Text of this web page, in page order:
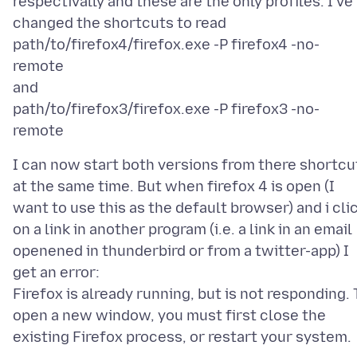
changed the shortcuts to read
path/to/firefox4/firefox.exe -P firefox4 -no-
remote
and
path/to/firefox3/firefox.exe -P firefox3 -no-
I can now start both versions from there
at the same time. But when firefox 4 is open (I
want to use this as the default browser) and i
on a link in another program (i.e. a link in an email
openened in thunderbird or from a twitter-app) I
get an error:
Firefox is already running, but is not responding.
open a new window, you must first close the